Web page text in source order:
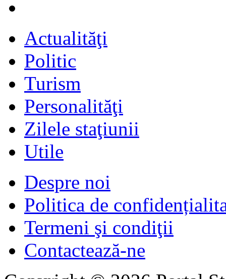
Actualităţi
Politic
Turism
Personalităţi
Zilele staţiunii
Utile
Despre noi
Politica de
Termeni şi condiţii
Contactează-ne